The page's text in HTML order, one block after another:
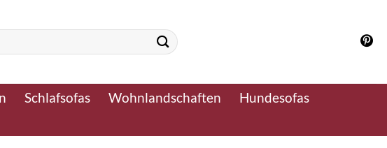
Schlafsofas Wohnlandschaften
Hundesofas